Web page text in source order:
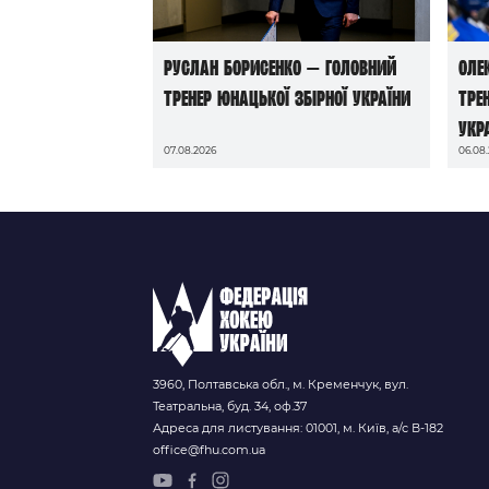
Руслан Борисенко — головний
тренер юнацької збірної України
07.08.2026
3960, Полтавська обл., м. Кременчук, вул.
Театральна, буд. 34, оф.37
Адреса для листування: 01001, м. Київ, а/с В-182
office@fhu.com.ua